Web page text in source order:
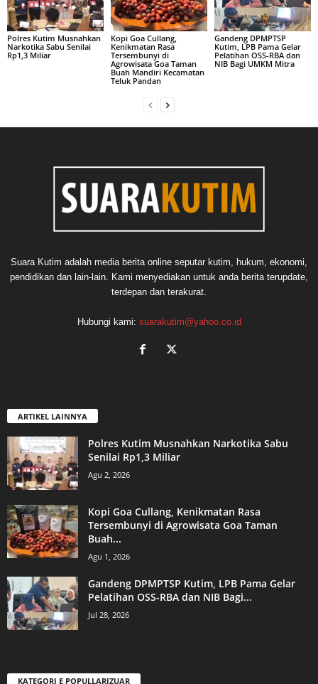
Polres Kutim Musnahkan
Narkotika Sabu Senilai
Rp1,3 Miliar
Kopi Goa Cullang,
Kenikmatan Rasa
Tersembunyi di
Agrowisata Goa Taman
Buah Mandiri Kecamatan
Teluk Pandan
Gandeng DPMPTSP
Kutim, LPB Pama Gelar
Pelatihan OSS-RBA dan
NIB Bagi UMKM Mitra
Suara Kutim adalah media berita online seputar kutim, hukum, ekonomi,
pendidikan dan lain-lain. Kami menyediakan untuk anda berita terupdate,
terdepan dan terakurat.
Hubungi kami: suarakutim@yahoo.co.id
ARTIKEL LAINNYA
Polres Kutim Musnahkan Narkotika Sabu
Senilai Rp1,3 Miliar
Agu 2, 2026
Kopi Goa Cullang, Kenikmatan Rasa
Tersembunyi di Agrowisata Goa Taman
Buah...
Agu 1, 2026
Gandeng DPMPTSP Kutim, LPB Pama Gelar
Pelatihan OSS-RBA dan NIB Bagi...
Jul 28, 2026
KATEGORI E POPULLARIZUAR